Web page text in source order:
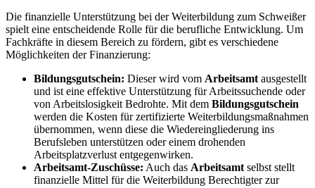
Die finanzielle Unterstützung bei der Weiterbildung zum Schweißer
spielt eine entscheidende Rolle für die berufliche Entwicklung. Um
Fachkräfte in diesem Bereich zu fördern, gibt es verschiedene
Möglichkeiten der Finanzierung:
Bildungsgutschein: Dieser wird vom Arbeitsamt ausgestellt
und ist eine effektive Unterstützung für Arbeitssuchende oder
von Arbeitslosigkeit Bedrohte. Mit dem Bildungsgutschein
werden die Kosten für zertifizierte Weiterbildungsmaßnahmen
übernommen, wenn diese die Wiedereingliederung ins
Berufsleben unterstützen oder einem drohenden
Arbeitsplatzverlust entgegenwirken.
Arbeitsamt-Zuschüsse: Auch das Arbeitsamt selbst stellt
finanzielle Mittel für die Weiterbildung Berechtigter zur